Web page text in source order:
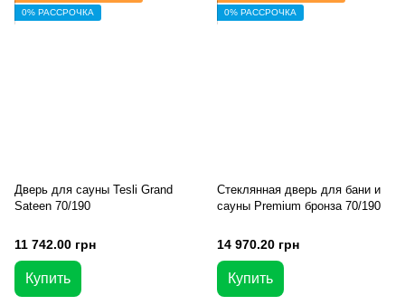
0% РАССРОЧКА
Дверь для сауны Tesli Grand
Sateen 70/190
11 742.00 грн
Купить
0% РАССРОЧКА
Стеклянная дверь для бани и
сауны Premium бронза 70/190
14 970.20 грн
Купить